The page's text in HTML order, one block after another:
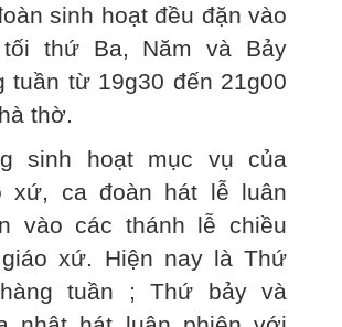
sinh hoạt đều đặn vào
thứ Ba, Năm và Bảy
tuần từ 19g30 đến 21g00
thờ.
sinh hoạt mục vụ của
xứ, ca đoàn hát lễ luân
vào các thánh lễ chiều
xứ. Hiện nay là Thứ
tuần ; Thứ bảy và